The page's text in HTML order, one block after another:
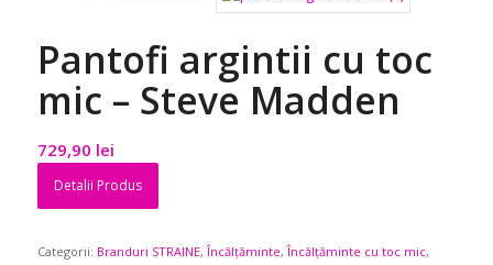
Pantofi argintii cu toc
mic – Steve Madden
729,90 lei
Detalii Produs
Categorii: Branduri STRAINE,Încălțăminte,Încălțăminte cu toc mic,